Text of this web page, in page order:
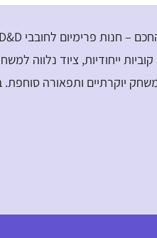
ייחודיות, ציוד נלווה
יוקרתיים ותפאורה